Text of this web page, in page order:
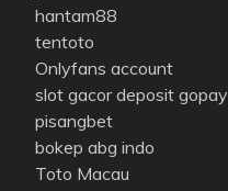
hantam88
tentoto
Onlyfans account
slot gacor deposit gopay
pisangbet
bokep abg indo
Toto Macau